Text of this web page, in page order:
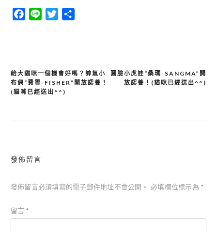
Facebook
Line Twitter
文
章
圓臉小虎娃“桑瑪-SANGMA”開
放認養！(貓咪已經送出^^)
給大貓咪一個機會好嗎？帥氣小
布偶“費雪-FISHER”開放認養！
(貓咪已經送出^^)
發佈留言
發佈留言必須填寫的電子郵件地址不會公開。 必填欄位標示為*
留言 *